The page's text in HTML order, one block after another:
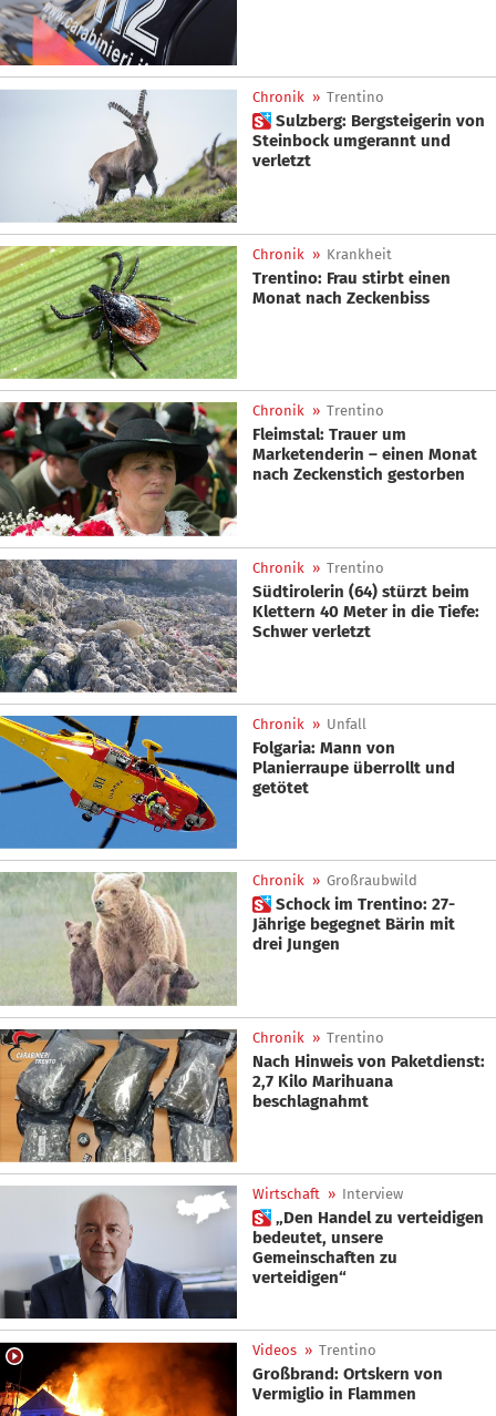
Chronik » Trentino
 Sulzberg: Bergsteigerin von
Steinbock umgerannt und
verletzt
Chronik » Krankheit
Trentino: Frau stirbt einen
Monat nach Zeckenbiss
Chronik » Trentino
Fleimstal: Trauer um
Marketenderin – einen Monat
nach Zeckenstich gestorben
Chronik » Trentino
Südtirolerin (64) stürzt beim
Klettern 40 Meter in die Tiefe:
Schwer verletzt
Chronik » Unfall
Folgaria: Mann von
Planierraupe überrollt und
getötet
Chronik » Großraubwild
 Schock im Trentino: 27-
Jährige begegnet Bärin mit
drei Jungen
Chronik » Trentino
Nach Hinweis von Paketdienst:
2,7 Kilo Marihuana
beschlagnahmt
Wirtschaft » Interview
 „Den Handel zu verteidigen
bedeutet, unsere
Gemeinschaften zu
verteidigen“
Videos » Trentino
Großbrand: Ortskern von
Vermiglio in Flammen